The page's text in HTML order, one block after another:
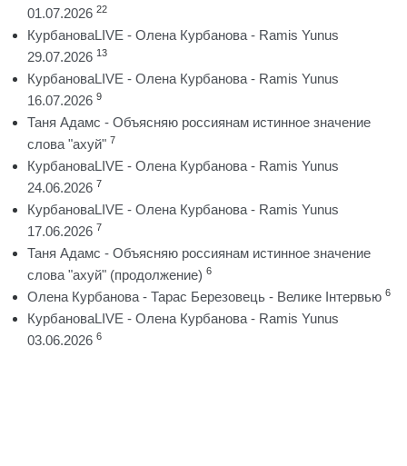
01.07.2026 22
КурбановаLIVE - Олена Курбанова - Ramis Yunus
29.07.2026 13
КурбановаLIVE - Олена Курбанова - Ramis Yunus
16.07.2026 9
Таня Адамс - Объясняю россиянам истинное значение
слова "ахуй" 7
КурбановаLIVE - Олена Курбанова - Ramis Yunus
24.06.2026 7
КурбановаLIVE - Олена Курбанова - Ramis Yunus
17.06.2026 7
Таня Адамс - Объясняю россиянам истинное значение
слова "ахуй" (продолжение) 6
Олена Курбанова - Тарас Березовець - Велике Інтервью 6
КурбановаLIVE - Олена Курбанова - Ramis Yunus
03.06.2026 6